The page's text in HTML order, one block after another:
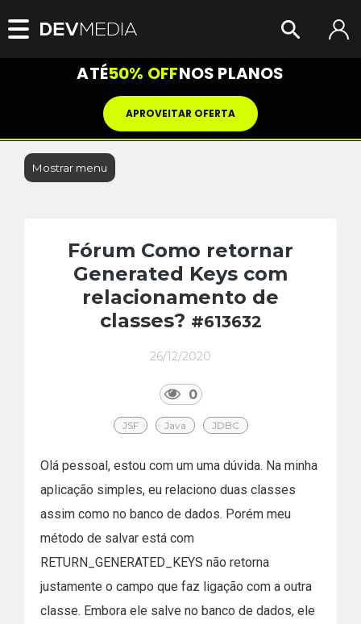
ATÉ50% OFFNOS PLANOS
APROVEITAR OFERTA
Mostrar menu
Fórum Como retornar
Generated Keys com
relacionamento de
classes? #613632
26/12/2020
0
JSF Java JDBC
Olá pessoal, estou com um uma dúvida. Na minha
aplicação simples, eu relaciono duas classes
assim como no banco de dados. Porém meu
método de salvar está com
RETURN_GENERATED_KEYS não retorna
justamente o campo que faz ligação com a outra
classe. Embora ele salve no banco de dados, ele